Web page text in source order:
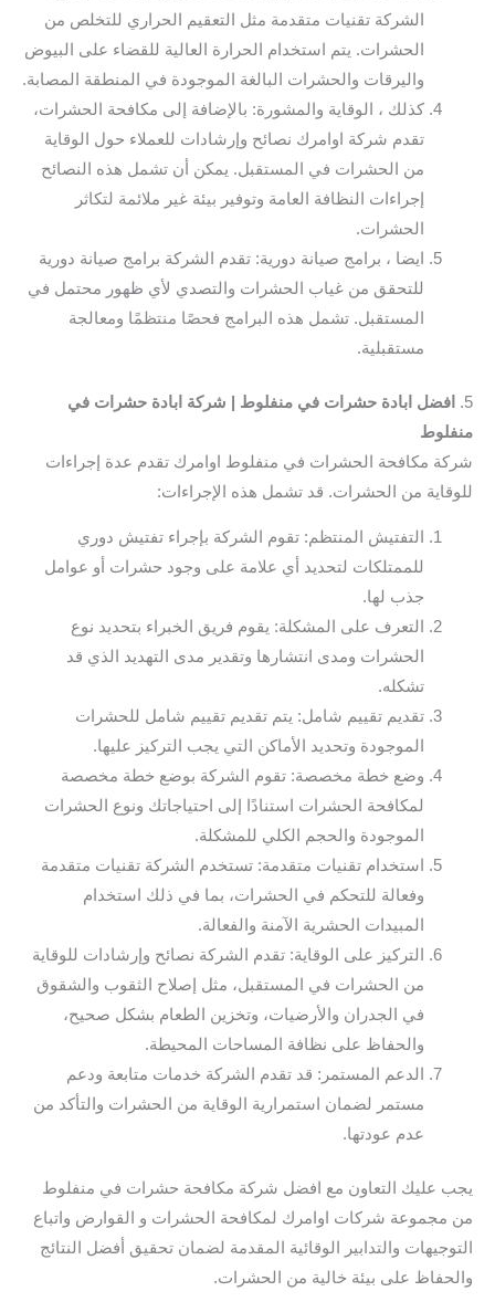
الشركة تقنيات متقدمة مثل التعقيم الحراري للتخلص من
الحشرات. يتم استخدام الحرارة العالية للقضاء على البيوض
واليرقات والحشرات البالغة الموجودة في المنطقة المصابة.
كذلك ، الوقاية والمشورة: بالإضافة إلى مكافحة الحشرات،
تقدم شركة اوامرك نصائح وإرشادات للعملاء حول الوقاية
من الحشرات في المستقبل. يمكن أن تشمل هذه النصائح
إجراءات النظافة العامة وتوفير بيئة غير ملائمة لتكاثر
الحشرات.
ايضا ، برامج صيانة دورية: تقدم الشركة برامج صيانة دورية
للتحقق من غياب الحشرات والتصدي لأي ظهور محتمل في
المستقبل. تشمل هذه البرامج فحصًا منتظمًا ومعالجة
مستقبلية.
5.
افضل ابادة حشرات في منفلوط | شركة ابادة حشرات في
منفلوط
شركة مكافحة الحشرات في منفلوط اوامرك تقدم عدة إجراءات
للوقاية من الحشرات. قد تشمل هذه الإجراءات:
التفتيش المنتظم: تقوم الشركة بإجراء تفتيش دوري
للممتلكات لتحديد أي علامة على وجود حشرات أو عوامل
جذب لها.
التعرف على المشكلة: يقوم فريق الخبراء بتحديد نوع
الحشرات ومدى انتشارها وتقدير مدى التهديد الذي قد
تشكله.
تقديم تقييم شامل: يتم تقديم تقييم شامل للحشرات
الموجودة وتحديد الأماكن التي يجب التركيز عليها.
وضع خطة مخصصة: تقوم الشركة بوضع خطة مخصصة
لمكافحة الحشرات استنادًا إلى احتياجاتك ونوع الحشرات
الموجودة والحجم الكلي للمشكلة.
استخدام تقنيات متقدمة: تستخدم الشركة تقنيات متقدمة
وفعالة للتحكم في الحشرات، بما في ذلك استخدام
المبيدات الحشرية الآمنة والفعالة.
التركيز على الوقاية: تقدم الشركة نصائح وإرشادات للوقاية
من الحشرات في المستقبل، مثل إصلاح الثقوب والشقوق
في الجدران والأرضيات، وتخزين الطعام بشكل صحيح،
والحفاظ على نظافة المساحات المحيطة.
الدعم المستمر: قد تقدم الشركة خدمات متابعة ودعم
مستمر لضمان استمرارية الوقاية من الحشرات والتأكد من
عدم عودتها.
يجب عليك التعاون مع افضل شركة مكافحة حشرات في منفلوط
من مجموعة شركات اوامرك لمكافحة الحشرات و القوارض واتباع
التوجيهات والتدابير الوقائية المقدمة لضمان تحقيق أفضل النتائج
والحفاظ على بيئة خالية من الحشرات.